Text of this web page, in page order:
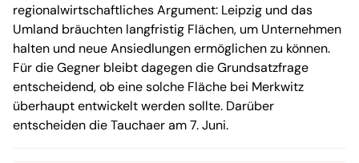
regionalwirtschaftliches Argument: Leipzig und das
Umland bräuchten langfristig Flächen, um Unternehmen
halten und neue Ansiedlungen ermöglichen zu können.
Für die Gegner bleibt dagegen die Grundsatzfrage
entscheidend, ob eine solche Fläche bei Merkwitz
überhaupt entwickelt werden sollte. Darüber
entscheiden die Tauchaer am 7. Juni.